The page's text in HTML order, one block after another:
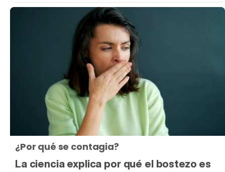
¿Por qué se contagia?
La ciencia explica por qué el bostezo es